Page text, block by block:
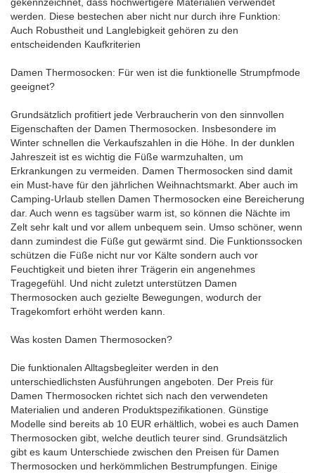
werden. Diese bestechen aber nicht nur durch ihre Funktion:
Auch Robustheit und Langlebigkeit gehören zu den
entscheidenden Kaufkriterien
Damen Thermosocken: Für wen ist die funktionelle Strumpfmode
geeignet?
Grundsätzlich profitiert jede Verbraucherin von den sinnvollen
Eigenschaften der Damen Thermosocken. Insbesondere im
Winter schnellen die Verkaufszahlen in die Höhe. In der dunklen
Jahreszeit ist es wichtig die Füße warmzuhalten, um
Erkrankungen zu vermeiden. Damen Thermosocken sind damit
ein Must-have für den jährlichen Weihnachtsmarkt. Aber auch im
Camping-Urlaub stellen Damen Thermosocken eine Bereicherung
dar. Auch wenn es tagsüber warm ist, so können die Nächte im
Zelt sehr kalt und vor allem unbequem sein. Umso schöner, wenn
dann zumindest die Füße gut gewärmt sind. Die Funktionssocken
schützen die Füße nicht nur vor Kälte sondern auch vor
Feuchtigkeit und bieten ihrer Trägerin ein angenehmes
Tragegefühl. Und nicht zuletzt unterstützen Damen
Thermosocken auch gezielte Bewegungen, wodurch der
Tragekomfort erhöht werden kann.
Was kosten Damen Thermosocken?
Die funktionalen Alltagsbegleiter werden in den
unterschiedlichsten Ausführungen angeboten. Der Preis für
Damen Thermosocken richtet sich nach den verwendeten
Materialien und anderen Produktspezifikationen. Günstige
Modelle sind bereits ab 10 EUR erhältlich, wobei es auch Damen
Thermosocken gibt, welche deutlich teurer sind. Grundsätzlich
gibt es kaum Unterschiede zwischen den Preisen für Damen
Thermosocken und herkömmlichen Bestrumpfungen. Einige